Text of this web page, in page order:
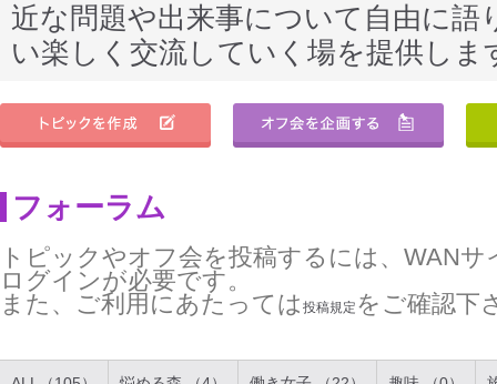
近な問題や出来事について自由に
い楽しく交流していく場を提供しま
フォーラム
トピックやオフ会を投稿するには、WAN
ログインが必要です。
また、ご利用にあたっては 投稿規定 をご確認下